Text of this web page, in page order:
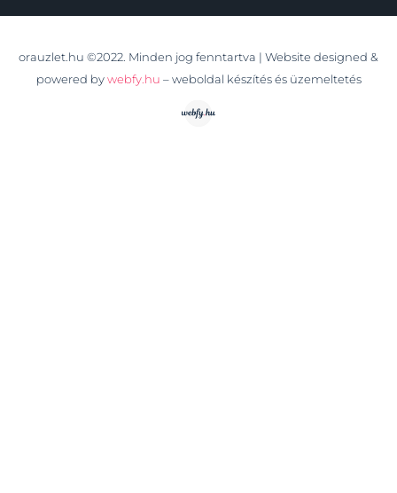
orauzlet.hu ©2022. Minden jog fenntartva | Website designed &
powered by webfy.hu – weboldal készítés és üzemeltetés